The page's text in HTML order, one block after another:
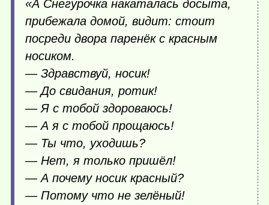
«А Снегурочка накаталась досыта,
прибежала домой, видит: стоит
посреди двора паренёк с красным
носиком.
— Здравствуй, носик!
— До свидания, ротик!
— Я с тобой здороваюсь!
— А я с тобой прощаюсь!
— Ты что, уходишь?
— Нет, я только пришёл!
— А почему носик красный?
— Потому что не зелёный!